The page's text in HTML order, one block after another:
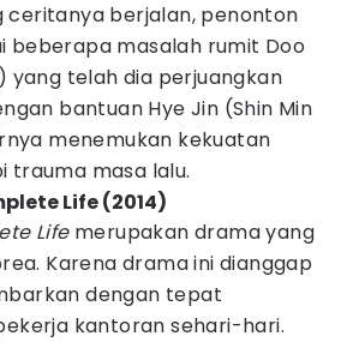
ceritanya berjalan, penonton
beberapa masalah rumit Doo
yang telah dia perjuangkan
bantuan Hye Jin (Shin Min
menemukan kekuatan
trauma masa lalu.
Life (2014)
Life merupakan drama yang
Karena drama ini dianggap
dengan tepat
kantoran sehari-hari.